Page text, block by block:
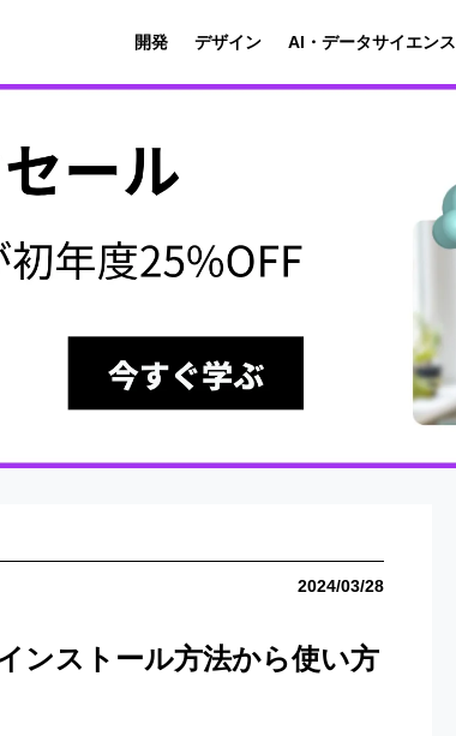
開発 デザイン AI・データサイエンス
2024/03/28
ンストール方法から使い方